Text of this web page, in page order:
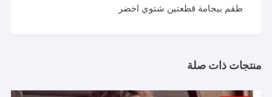
طقم بيجامة قطعتين شتوي اخضر
منتجات ذات صلة